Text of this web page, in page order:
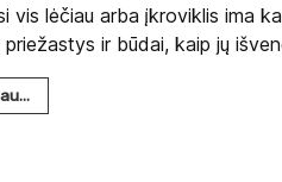
vis lėčiau arba įkroviklis ima
priežastys ir būdai, kaip jų